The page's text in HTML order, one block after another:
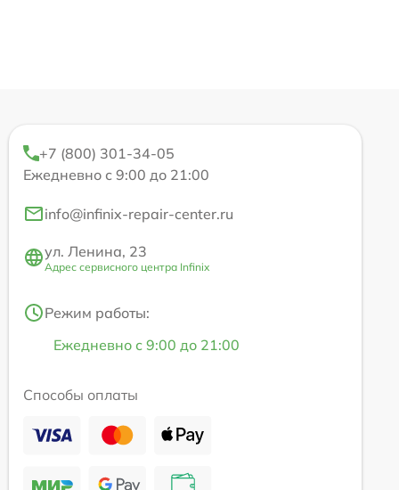
+7 (800) 301-34-05
Ежедневно с 9:00 до 21:00
info@infinix-repair-center.ru
ул. Ленина, 23
Адрес сервисного центра Infinix
Режим работы:
Ежедневно с 9:00 до 21:00
Способы оплаты